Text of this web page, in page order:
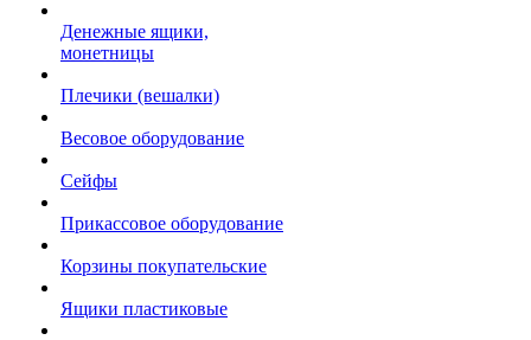
Денежные ящики,
монетницы
Плечики (вешалки)
Весовое оборудование
Сейфы
Прикассовое оборудование
Корзины покупательские
Ящики пластиковые